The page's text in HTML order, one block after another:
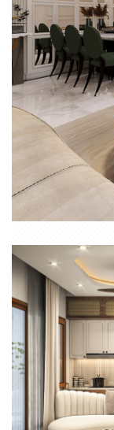
THI